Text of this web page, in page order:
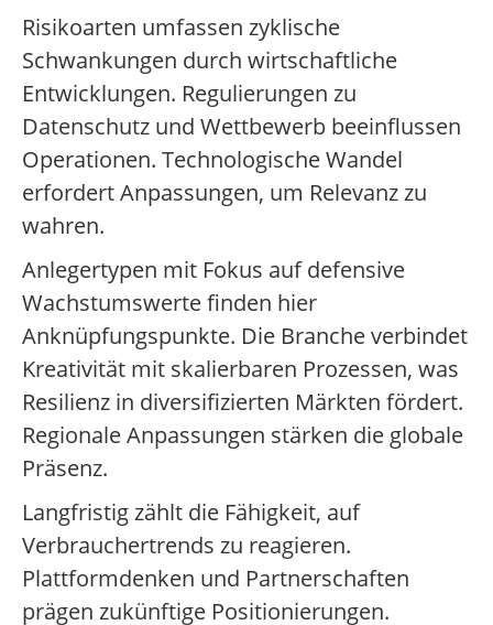
Risikoarten umfassen zyklische
Schwankungen durch wirtschaftliche
Entwicklungen. Regulierungen zu
Datenschutz und Wettbewerb beeinflussen
Operationen. Technologische Wandel
erfordert Anpassungen, um Relevanz zu
wahren.
Anlegertypen mit Fokus auf defensive
Wachstumswerte finden hier
Anknüpfungspunkte. Die Branche verbindet
Kreativität mit skalierbaren Prozessen, was
Resilienz in diversifizierten Märkten fördert.
Regionale Anpassungen stärken die globale
Präsenz.
Langfristig zählt die Fähigkeit, auf
Verbrauchertrends zu reagieren.
Plattformdenken und Partnerschaften
prägen zukünftige Positionierungen.